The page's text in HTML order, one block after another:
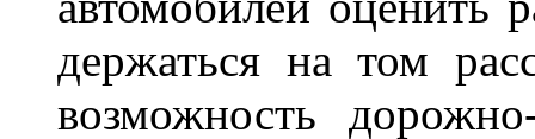
держаться на том
возможность